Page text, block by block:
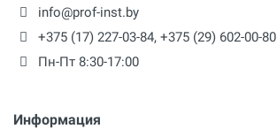
info@prof-inst.by
+375 (17) 227-03-84, +375 (29) 602-00-80
Пн-Пт 8:30-17:00
Информация